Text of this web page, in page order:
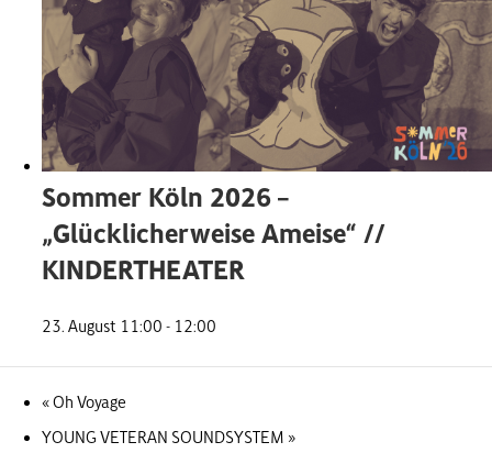
Sommer Köln 2026 –
„Glücklicherweise Ameise“ //
KINDERTHEATER
23. August 11:00 - 12:00
«Oh Voyage
YOUNG VETERAN SOUNDSYSTEM »